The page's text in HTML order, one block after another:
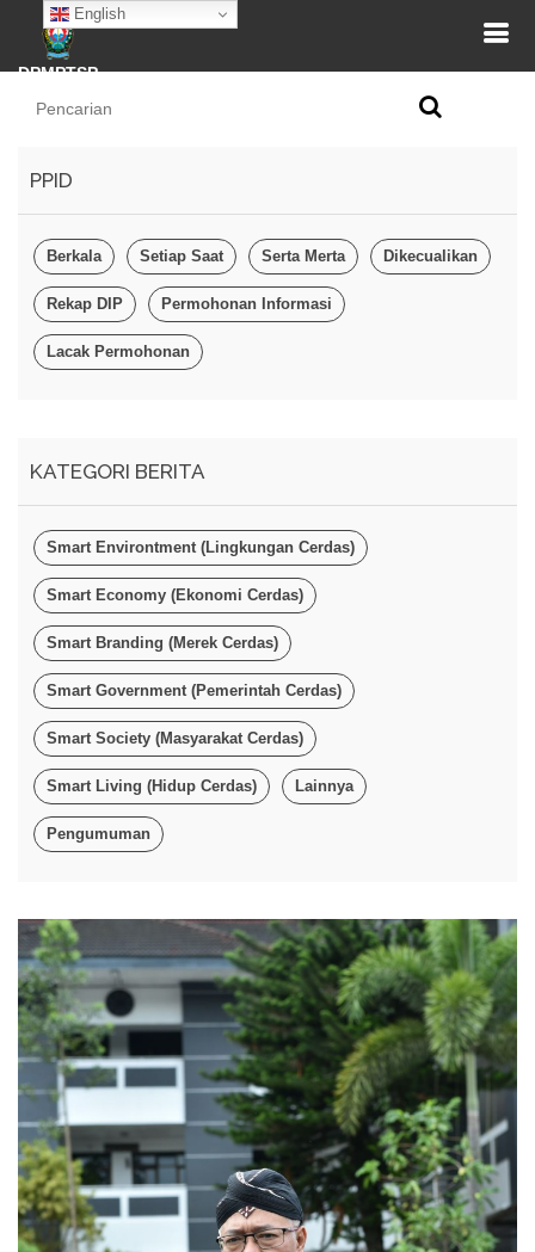
English
DPMPTSP
PPID
Berkala Setiap Saat Serta Merta Dikecualikan
Rekap DIP Permohonan Informasi
Lacak Permohonan
KATEGORI BERITA
Smart Environtment (Lingkungan Cerdas)
Smart Economy (Ekonomi Cerdas)
Smart Branding (Merek Cerdas)
Smart Government (Pemerintah Cerdas)
Smart Society (Masyarakat Cerdas)
Smart Living (Hidup Cerdas) Lainnya
Pengumuman